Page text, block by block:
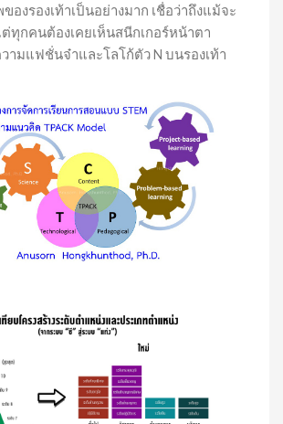
องรองเท้าเป็นอย่างมาก เชื่อว่าถึงแม้จะ
ทุกคนต้องเคยเห็นสนีกเกอร์หน้าตา
วามแฟชั่นจ๋าและโลโก้ตัว N บนรองเท้า